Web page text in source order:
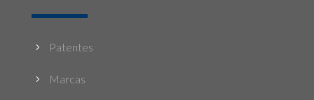
5 Patentes
5 Marcas